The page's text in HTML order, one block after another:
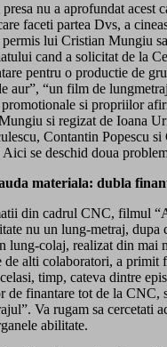
nu a aprofundat acest
faceti partea Dvs, a
lui Cristian Mungiu
cand a solicitat de la
pentru o productie de
aur”, “un film de
si propriilor
si regizat de Ioana
Contantin Popescu si
Aici se deschid doua
materiala: dubla
din cadrul CNC, filmul
nu un lung-metraj, dupa
lung-colaj, realizat din mai
de alti colaboratori, a primit
timp, cateva dintre
de finantare tot de la CNC,
Va rugam sa cercetati
abilitate.